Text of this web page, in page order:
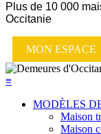
Plus de 10 000
Occitanie
MON ESPACE
≡
MODÈLES
Maison
Maison